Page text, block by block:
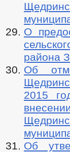
О
района
Об
2015
Об